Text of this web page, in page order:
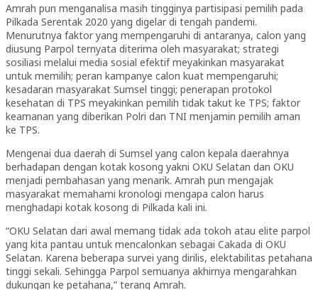
Amrah pun menganalisa masih tingginya partisipasi pemilih pada
Pilkada Serentak 2020 yang digelar di tengah pandemi.
Menurutnya faktor yang mempengaruhi di antaranya, calon yang
diusung Parpol ternyata diterima oleh masyarakat; strategi
sosiliasi melalui media sosial efektif meyakinkan masyarakat
untuk memilih; peran kampanye calon kuat mempengaruhi;
kesadaran masyarakat Sumsel tinggi; penerapan protokol
kesehatan di TPS meyakinkan pemilih tidak takut ke TPS; faktor
keamanan yang diberikan Polri dan TNI menjamin pemilih aman
ke TPS.
Mengenai dua daerah di Sumsel yang calon kepala daerahnya
berhadapan dengan kotak kosong yakni OKU Selatan dan OKU
menjadi pembahasan yang menarik. Amrah pun mengajak
masyarakat memahami kronologi mengapa calon harus
menghadapi kotak kosong di Pilkada kali ini.
“OKU Selatan dari awal memang tidak ada tokoh atau elite parpol
yang kita pantau untuk mencalonkan sebagai Cakada di OKU
Selatan. Karena beberapa survei yang dirilis, elektabilitas petahana
tinggi sekali. Sehingga Parpol semuanya akhirnya mengarahkan
dukungan ke petahana,” terang Amrah.